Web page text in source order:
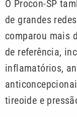
O Procon-SP
de grandes
comparou mais
de referência,
inflamatórios,
tireoide e